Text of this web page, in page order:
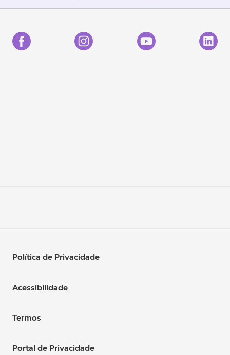
Política de Privacidade
Acessibilidade
Termos
Portal de Privacidade